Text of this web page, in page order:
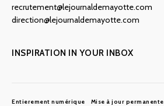
recrutement@lejournaldemayotte.com
direction@lejournaldemayotte.com
INSPIRATION IN YOUR INBOX
Entierement numérique Mise à jour permanente